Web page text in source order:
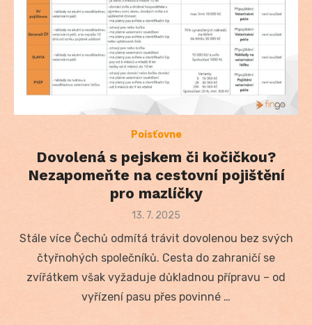
Poisťovne
Dovolená s pejskem či kočičkou?
Nezapomeňte na cestovní pojištění
pro mazlíčky
Posted
13. 7. 2025
Stále více Čechů odmítá trávit dovolenou bez svých
čtyřnohých společníků. Cesta do zahraničí se
zvířátkem však vyžaduje důkladnou přípravu – od
vyřízení pasu přes povinné …